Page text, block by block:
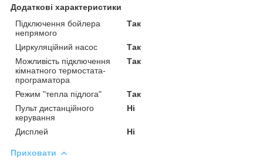
Додаткові характеристики
Підключення бойлера
непрямого
Так
Циркуляційний насос
Так
Можливість підключення
кімнатного термостата-
програматора
Так
Режим "тепла підлога"
Так
Пульт дистанційного
керування
Ні
Дисплей Ні
Приховати